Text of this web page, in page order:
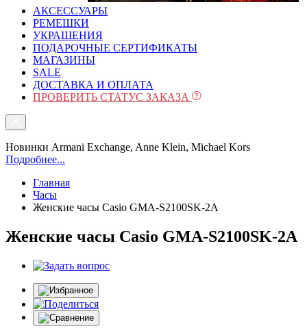
АКСЕССУАРЫ
РЕМЕШКИ
УКРАШЕНИЯ
ПОДАРОЧНЫЕ СЕРТИФИКАТЫ
МАГАЗИНЫ
SALE
ДОСТАВКА И ОПЛАТА
ПРОВЕРИТЬ СТАТУС ЗАКАЗА
Новинки Armani Exchange, Anne Klein, Michael Kors
Подробнее...
Главная
Часы
Женские часы Casio GMA-S2100SK-2A
Женские часы Casio GMA-S2100SK-2A